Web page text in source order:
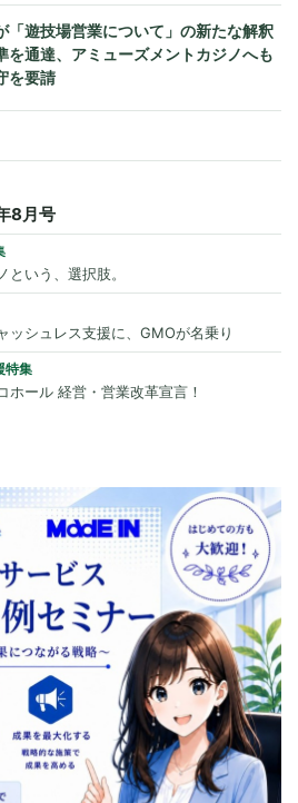
「遊技場営業について」の新たな解釈
を通達、アミューズメントカジノへも
を要請
8月号
という、選択肢。
ッシュレス支援に、GMOが名乗り
特集
ホール 経営・営業改革宣言！